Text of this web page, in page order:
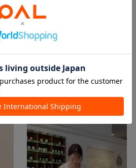
夏も快適！シャツジャケット
YOSHIDA
BEARDSLEY